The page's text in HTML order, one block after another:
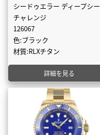
シードゥエラー ディープシー
チャレンジ
126067
色:ブラック
材質:RLXチタン
詳細を見る